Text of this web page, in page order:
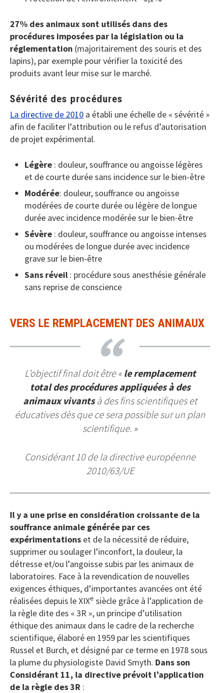
27% des animaux sont utilisés dans des
procédures imposées par la législation ou la
réglementation (majoritairement des souris et des
lapins), par exemple pour vérifier la toxicité des
produits avant leur mise sur le marché.
Sévérité des procédures
La directive de 2010 a établi une échelle de « sévérité »
afin de faciliter l’attribution ou le refus d’autorisation
de projet expérimental.
Légère : douleur, souffrance ou angoisse légères
et de courte durée sans incidence sur le bien-être
Modérée: douleur, souffrance ou angoisse
modérées de courte durée ou légère de longue
durée avec incidence modérée sur le bien-être
Sévère : douleur, souffrance ou angoisse intenses
ou modérées de longue durée avec incidence
grave sur le bien-être
Sans réveil : procédure sous anesthésie générale
sans reprise de conscience
VERS LE REMPLACEMENT DES ANIMAUX
L’objectif final doit être « le remplacement
total des procédures appliquées à des
animaux vivantsà des fins scientifiques et
éducatives dès que ce sera possible sur un plan
scientifique. »
Considérant 10 de la directive européenne
2010/63/UE
Il y a une prise en considération croissante de la
souffrance animale générée par ces
expérimentations et de la nécessité de réduire,
supprimer ou soulager l’inconfort, la douleur, la
détresse et/ou l’angoisse subis par les animaux de
laboratoires. Face à la revendication de nouvelles
exigences éthiques, d’importantes avancées ont été
réalisées depuis le XIXe siècle grâce à l’application de
la règle dite des « 3R », un principe d’utilisation
éthique des animaux dans le cadre de la recherche
scientifique, élaboré en 1959 par les scientifiques
Russel et Burch, et désigné par ce terme en 1978 sous
la plume du physiologiste David Smyth. Dans son
Considérant 11, la directive prévoit l’application
de la règle des 3R :